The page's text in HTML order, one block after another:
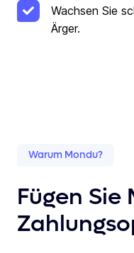
Wachsen Sie
Ärger.
Warum Mondu?
Fügen Sie